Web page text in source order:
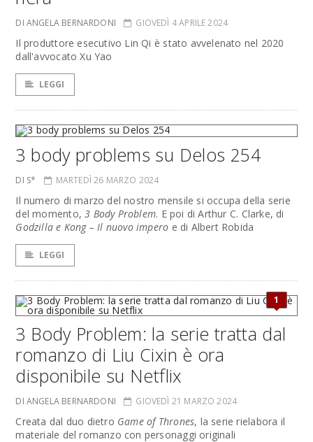
DI ANGELA BERNARDONI GIOVEDÌ 4 APRILE 2024
Il produttore esecutivo Lin Qi è stato avvelenato nel 2020
dall'avvocato Xu Yao
LEGGI
3 body problems su Delos 254
DI S* MARTEDÌ 26 MARZO 2024
Il numero di marzo del nostro mensile si occupa della serie
del momento,3 Body Problem. E poi di Arthur C. Clarke, di
Godzilla e Kong – Il nuovo impero e di Albert Robida
LEGGI
1
3 Body Problem: la serie tratta dal
romanzo di Liu Cixin è ora
disponibile su Netflix
DI ANGELA BERNARDONI GIOVEDÌ 21 MARZO 2024
Creata dal duo dietro Game of Thrones, la serie rielabora il
materiale del romanzo con personaggi originali